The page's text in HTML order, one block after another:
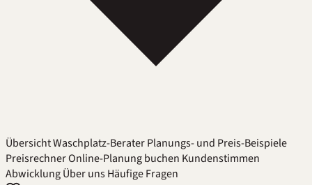
ÜbersichtWaschplatz-BeraterPlanungs- und Preis-Beispiele
PreisrechnerOnline-Planung buchen Kundenstimmen
AbwicklungÜber unsHäufige Fragen